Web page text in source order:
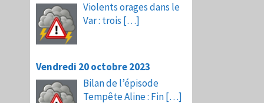
Violents orages dans le
Var : trois […]
Vendredi 20 octobre 2023
Bilan de l’épisode
Tempête Aline : Fin[…]